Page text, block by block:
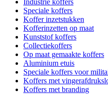
Speciale koffers
Koffer inzetstukken
Kofferinzetten op maat
Kunststof koffers
Collectiekoffers
Op maat gemaakte koffers
Aluminium etuis
Speciale koffers voor
Koffers met
Koffers met branding